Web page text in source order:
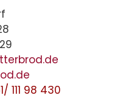
111 98 430